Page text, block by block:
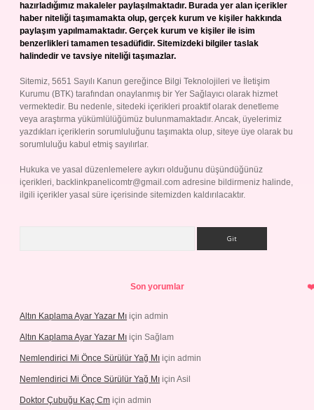
hazırladığımız makaleler paylaşılmaktadır. Burada yer alan içerikler
haber niteliği taşımamakta olup, gerçek kurum ve kişiler hakkında
paylaşım yapılmamaktadır. Gerçek kurum ve kişiler ile isim
benzerlikleri tamamen tesadüfidir. Sitemizdeki bilgiler taslak
halindedir ve tavsiye niteliği taşımazlar.
Sitemiz, 5651 Sayılı Kanun gereğince Bilgi Teknolojileri ve İletişim
Kurumu (BTK) tarafından onaylanmış bir Yer Sağlayıcı olarak hizmet
vermektedir. Bu nedenle, sitedeki içerikleri proaktif olarak denetleme
veya araştırma yükümlülüğümüz bulunmamaktadır. Ancak, üyelerimiz
yazdıkları içeriklerin sorumluluğunu taşımakta olup, siteye üye olarak bu
sorumluluğu kabul etmiş sayılırlar.
Hukuka ve yasal düzenlemelere aykırı olduğunu düşündüğünüz
içerikleri, backlinkpanelicomtr@gmail.com adresine bildirmeniz halinde,
ilgili içerikler yasal süre içerisinde sitemizden kaldırılacaktır.
Son yorumlar
Altın Kaplama Ayar Yazar Mı için admin
Altın Kaplama Ayar Yazar Mı için Sağlam
Nemlendirici Mi Önce Sürülür Yağ Mı için admin
Nemlendirici Mi Önce Sürülür Yağ Mı için Asil
Doktor Çubuğu Kaç Cm için admin